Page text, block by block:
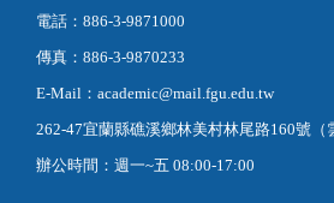
電話：886-3-9871000
傳真：886-3-9870233
E-Mail：academic@mail.fgu.edu.tw
262-47宜蘭縣礁溪鄉林美村林尾路160號（
辦公時間：週一~五 08:00-17:00